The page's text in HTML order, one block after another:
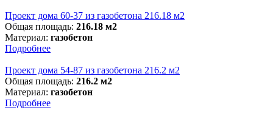
Проект дома 60-37 из газобетона 216.18 м2
Общая площадь: 216.18 м2
Материал: газобетон
Подробнее
Проект дома 54-87 из газобетона 216.2 м2
Общая площадь: 216.2 м2
Материал: газобетон
Подробнее